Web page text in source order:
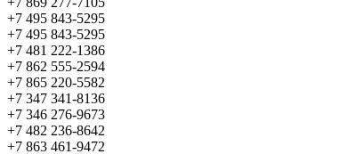
+7 495 843-5295
+7 495 843-5295
+7 481 222-1386
+7 862 555-2594
+7 865 220-5582
+7 347 341-8136
+7 346 276-9673
+7 482 236-8642
+7 863 461-9472